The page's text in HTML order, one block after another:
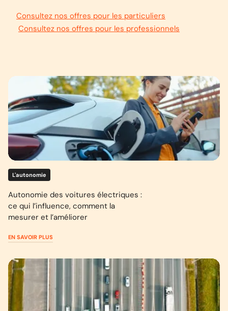
Consultez nos offres pour les particuliers
Consultez nos offres pour les professionnels
L'autonomie
Autonomie des voitures électriques :
ce qui l’influence, comment la
mesurer et l’améliorer
EN SAVOIR PLUS